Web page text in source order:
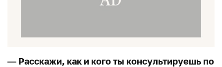
— Расскажи, как и кого ты консультируешь по